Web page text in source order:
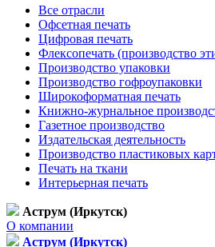
Все отрасли
Офсетная печать
Цифровая печать
Флексопечать (производство
Производство упаковки
Производство гофроупаковки
Широкоформатная печать
Книжно-журнальное
Газетное производство
Издательская деятельность
Производство пластиковых
Печать на ткани
Интерьерная печать
Аструм (Иркутск)
О компании
Аструм (Иркутск)